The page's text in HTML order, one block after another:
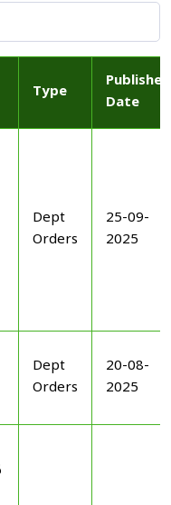
Type
Published
Date
Dept
Orders
25-09-
2025
Dept
Orders
20-08-
2025